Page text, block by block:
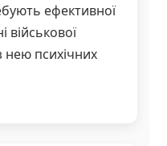
ефективної
військової
нею психічних